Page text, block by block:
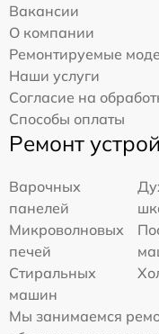
Вакансии
О компании
Ремонтируемые
Наши услуги
Согласие на
Способы оплаты
Ремонт
Варочных
панелей
Микроволновых
печей
Стиральных
машин
Мы занимаемся